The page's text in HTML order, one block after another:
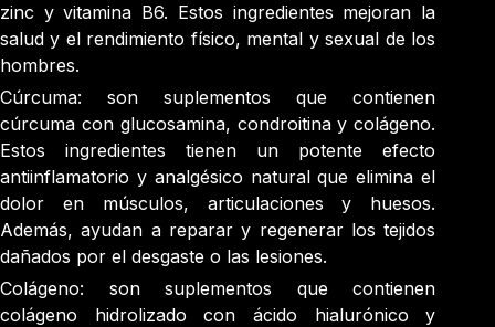
zinc y vitamina B6. Estos ingredientes mejoran la
salud y el rendimiento físico, mental y sexual de los
hombres.
Cúrcuma: son suplementos que contienen
cúrcuma con glucosamina, condroitina y colágeno.
Estos ingredientes tienen un potente efecto
antiinflamatorio y analgésico natural que elimina el
dolor en músculos, articulaciones y huesos.
Además, ayudan a reparar y regenerar los tejidos
dañados por el desgaste o las lesiones.
Colágeno: son suplementos que contienen
colágeno hidrolizado con ácido hialurónico y